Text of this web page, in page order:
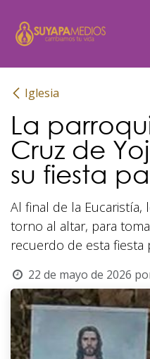
Iglesia
La
Cruz de
su fiesta
Al final de la
torno al altar, para
recuerdo de esta fiesta
22 de mayo de 2026